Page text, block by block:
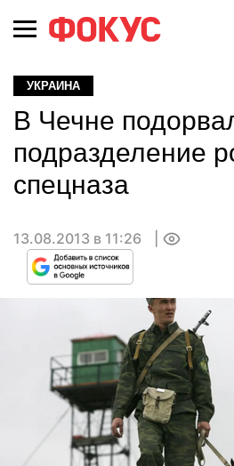
УКРАИНА
В Чечне
подразделение
спецназа
13.08.2013 в 11:26